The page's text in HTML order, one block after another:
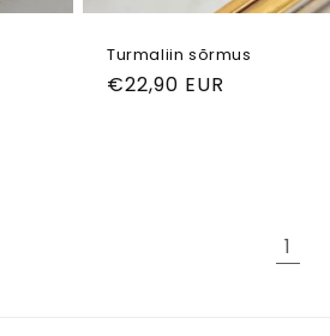
Turmaliin sõrmus
Tavahind
€22,90 EUR
1